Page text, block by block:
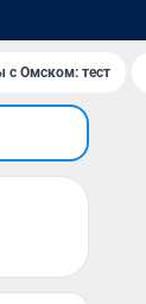
с Омском: тест